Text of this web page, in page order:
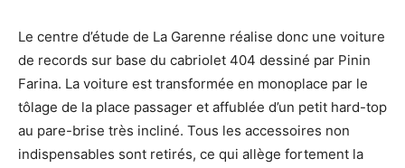
Le centre d’étude de La Garenne réalise donc une voiture
de records sur base du cabriolet 404 dessiné par Pinin
Farina. La voiture est transformée en monoplace par le
tôlage de la place passager et affublée d’un petit hard-top
au pare-brise très incliné. Tous les accessoires non
indispensables sont retirés, ce qui allège fortement la